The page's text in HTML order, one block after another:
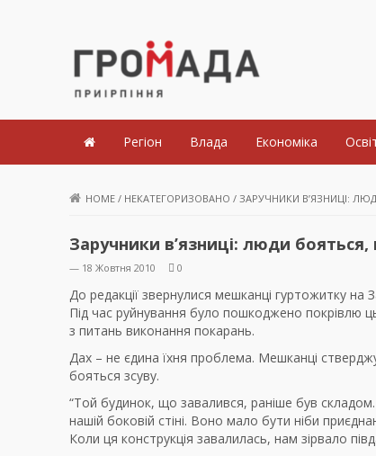
Громада Приірпіння
Регіон Влада Економіка
HOME / НЕКАТЕГОРИЗОВАНО / ЗАРУЧНИКИ В’ЯЗНИЦІ:
Заручники в’язниці: люди
— 18 Жовтня 2010 0
До редакції звернулися мешканці гуртожитку на
Під час руйнування було пошкоджено покрівлю
з питань виконання покарань.
Дах – не єдина їхня проблема. Мешканці
бояться зсуву.
“Той будинок, що завалився, раніше був
нашій боковій стіні. Воно мало бути ніби
Коли ця конструкція завалилась, нам зірвало